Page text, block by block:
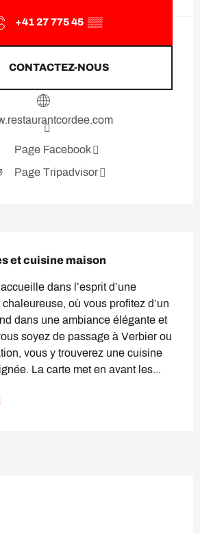
+41 27 775 45 ▒▒
CONTACTEZ-NOUS
Page Facebook
Page Tripadvisor
et cuisine maison
dans l’esprit d’une
où vous profitez d’un
dans une ambiance élégante et
soyez de passage à Verbier ou
vous y trouverez une cuisine
La carte met en avant les...